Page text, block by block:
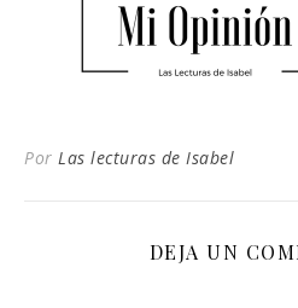
Por Las lecturas de Isabel
DEJA UN